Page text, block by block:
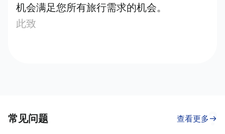
机会满足您所有旅行需求的机会。
此致
常见问题 查看更多